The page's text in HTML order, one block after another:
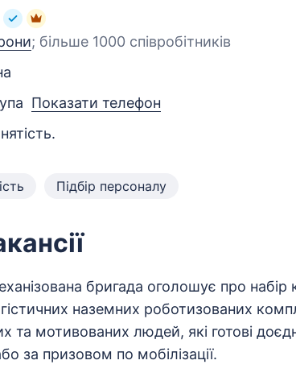
; більше 1000 співробітників
Показати телефон
Підбір персоналу
бригада оголошує про набір
наземних роботизованих
та мотивованих людей, які готові
за призовом по мобілізації.